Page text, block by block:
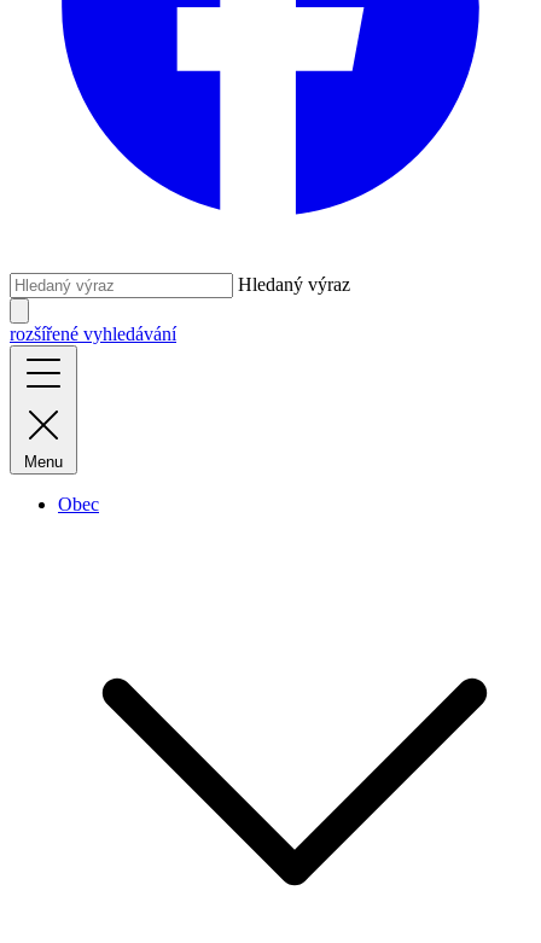
Hledaný výraz
rozšířené vyhledávání
Menu
Obec